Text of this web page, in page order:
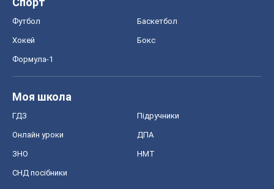
Футбол Баскетбол
Хокей Бокс
Формула-1
Моя школа
ГДЗ Підручники
Онлайн уроки ДПА
ЗНО НМТ
СНД посібники